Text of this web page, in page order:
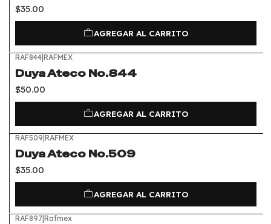
$35.00
AGREGAR AL CARRITO
RAF844| RAFMEX
Duya Ateco No.844
$50.00
AGREGAR AL CARRITO
RAF509 RAFMEX
Duya Ateco No.509
$35.00
AGREGAR AL CARRITO
RAF897| Rafmex